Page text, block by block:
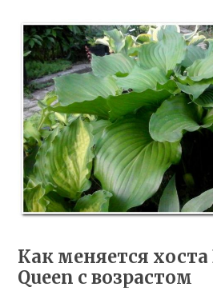
Как меняется
Queen с возрастом